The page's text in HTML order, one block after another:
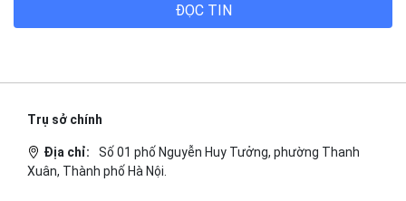
ĐỌC TIN
Trụ sở chính
Địa chỉ:
Số 01 phố Nguyễn Huy Tưởng, phường Thanh
Xuân, Thành phố Hà Nội.